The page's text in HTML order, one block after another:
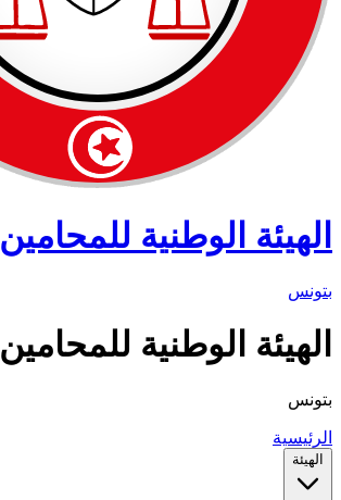
الهيئة الوطنية للمحامين
بتونس
الهيئة الوطنية للمحامين
بتونس
الرئيسية
الهيئة